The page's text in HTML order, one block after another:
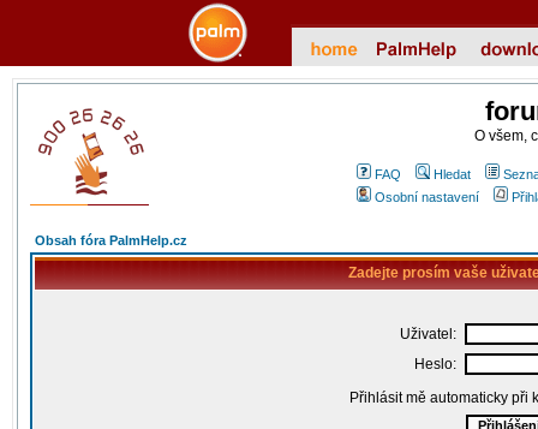
O všem,
FAQ Hledat
Osobní nastavení
Obsah fóra PalmHelp.cz
Zadejte prosím vaše
Uživatel:
Heslo:
Přihlásit mě automaticky při